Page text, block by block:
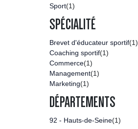
Sport(1)
SPÉCIALITÉ
Brevet d'éducateur sportif(1)
Coaching sportif(1)
Commerce(1)
Management(1)
Marketing(1)
DÉPARTEMENTS
92 - Hauts-de-Seine(1)